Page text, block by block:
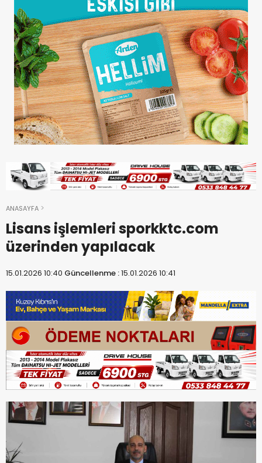
ANASAYFA
Lisans işlemleri sporkktc.com
üzerinden yapılacak
15.01.2026 10:40 Güncellenme :15.01.2026 10:41